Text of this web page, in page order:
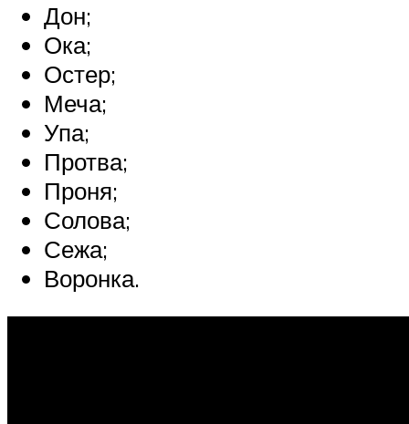
Дон;
Ока;
Остер;
Меча;
Упа;
Протва;
Проня;
Солова;
Сежа;
Воронка.